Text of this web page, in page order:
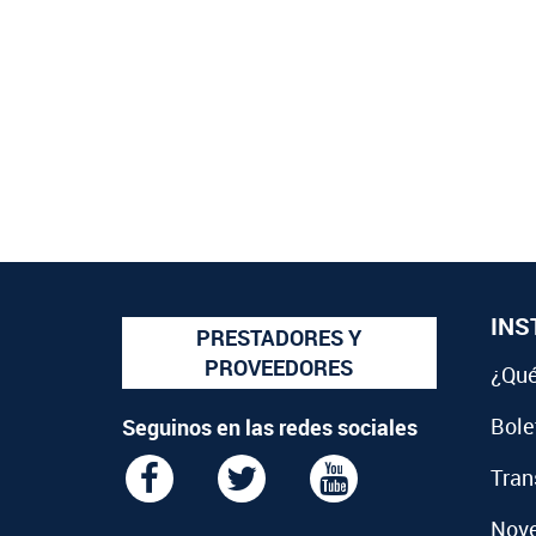
PRESTADORES Y
PROVEEDORES
Seguinos en las redes sociales